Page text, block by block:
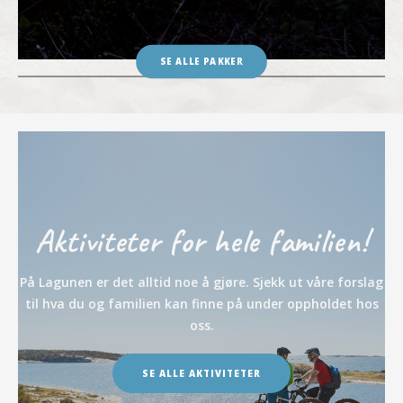
20% rabatt uke 27
Bruke koden sommer20
BOK
SE ALLE PAKKER
Aktiviteter for hele familien!
På Lagunen er det alltid noe å gjøre. Sjekk ut våre forslag
til hva du og familien kan finne på under oppholdet hos
oss.
SE ALLE AKTIVITETER